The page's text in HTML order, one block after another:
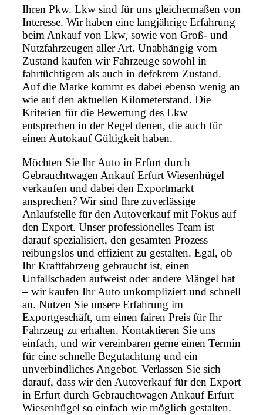
Ihren Pkw. Lkw sind für uns gleichermaßen von
Interesse. Wir haben eine langjährige Erfahrung
beim Ankauf von Lkw, sowie von Groß- und
Nutzfahrzeugen aller Art. Unabhängig vom
Zustand kaufen wir Fahrzeuge sowohl in
fahrtüchtigem als auch in defektem Zustand.
Auf die Marke kommt es dabei ebenso wenig an
wie auf den aktuellen Kilometerstand. Die
Kriterien für die Bewertung des Lkw
entsprechen in der Regel denen, die auch für
einen Autokauf Gültigkeit haben.
Möchten Sie Ihr Auto in Erfurt durch
Gebrauchtwagen Ankauf Erfurt Wiesenhügel
verkaufen und dabei den Exportmarkt
ansprechen? Wir sind Ihre zuverlässige
Anlaufstelle für den Autoverkauf mit Fokus auf
den Export. Unser professionelles Team ist
darauf spezialisiert, den gesamten Prozess
reibungslos und effizient zu gestalten. Egal, ob
Ihr Kraftfahrzeug gebraucht ist, einen
Unfallschaden aufweist oder andere Mängel hat
– wir kaufen Ihr Auto unkompliziert und schnell
an. Nutzen Sie unsere Erfahrung im
Exportgeschäft, um einen fairen Preis für Ihr
Fahrzeug zu erhalten. Kontaktieren Sie uns
einfach, und wir vereinbaren gerne einen Termin
für eine schnelle Begutachtung und ein
unverbindliches Angebot. Verlassen Sie sich
darauf, dass wir den Autoverkauf für den Export
in Erfurt durch Gebrauchtwagen Ankauf Erfurt
Wiesenhügel so einfach wie möglich gestalten.